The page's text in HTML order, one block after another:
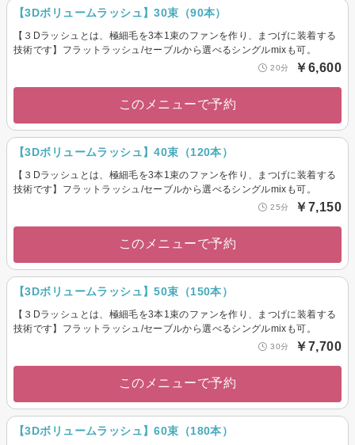
【3Dボリュームラッシュ】30束（90本）
【３Dラッシュとは、極細毛を3本1束のファンを作り、まつげに装着する
技術です】フラットラッシュ/セーブルから選べるシングルmixも可。
20分 ￥6,600
このメニューで予約
【3Dボリュームラッシュ】40束（120本）
【３Dラッシュとは、極細毛を3本1束のファンを作り、まつげに装着する
技術です】フラットラッシュ/セーブルから選べるシングルmixも可。
25分 ￥7,150
このメニューで予約
【3Dボリュームラッシュ】50束（150本）
【３Dラッシュとは、極細毛を3本1束のファンを作り、まつげに装着する
技術です】フラットラッシュ/セーブルから選べるシングルmixも可。
30分 ￥7,700
このメニューで予約
【3Dボリュームラッシュ】60束（180本）